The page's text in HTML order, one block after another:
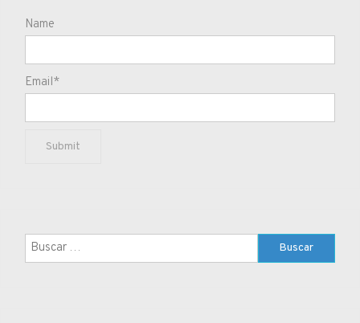
Name
Email*
Buscar: